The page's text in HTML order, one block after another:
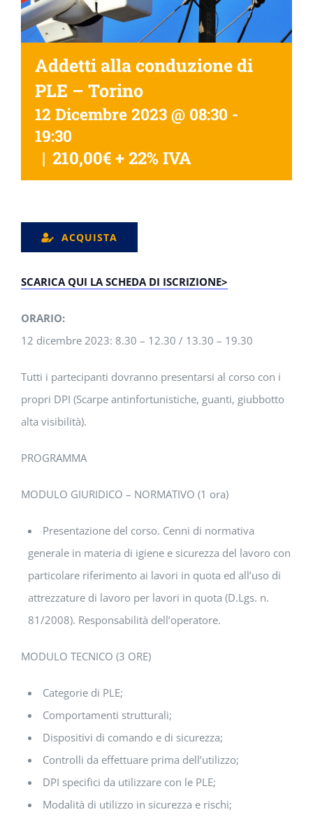
Addetti alla conduzione di
PLE – Torino
12 Dicembre 2023 @ 08:30 -
19:30
| 210,00€ + 22% IVA
ACQUISTA
SCARICA QUI LA SCHEDA DI ISCRIZIONE>
ORARIO:
12 dicembre 2023: 8.30 – 12.30 / 13.30 – 19.30
Tutti i partecipanti dovranno presentarsi al corso con i
propri DPI (Scarpe antinfortunistiche, guanti, giubbotto
alta visibilità).
PROGRAMMA
MODULO GIURIDICO – NORMATIVO (1 ora)
Presentazione del corso. Cenni di normativa
generale in materia di igiene e sicurezza del lavoro con
particolare riferimento ai lavori in quota ed all’uso di
attrezzature di lavoro per lavori in quota (D.Lgs. n.
81/2008). Responsabilità dell’operatore.
MODULO TECNICO (3 ORE)
Categorie di PLE;
Comportamenti strutturali;
Dispositivi di comando e di sicurezza;
Controlli da effettuare prima dell’utilizzo;
DPI specifici da utilizzare con le PLE;
Modalità di utilizzo in sicurezza e rischi;